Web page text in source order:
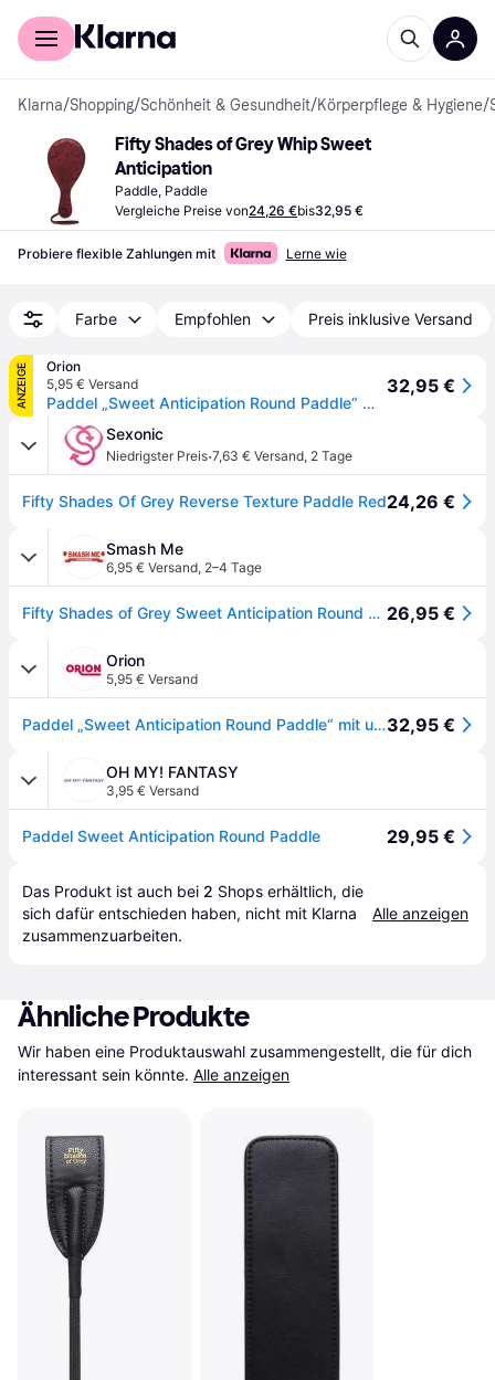
Für Shopper
Klarna/Shopping/Schönheit & Gesundheit/Körperpflege & Hygiene/
Fifty Shades of Grey Whip Sweet
Anticipation
Paddle, Paddle
Vergleiche Preise von24,26 €bis32,95 €
Probiere flexible Zahlungen mit Lerne wie
Farbe Empfohlen Preis inklusive Versand
ANZEIGE
Orion
5,95 € Versand
Paddel „Sweet Anticipation Round Paddle“ mit unterschiedlichen Schlagseiten
32,95 €
Sexonic
Niedrigster Preis·7,63 € Versand, 2 Tage
Fifty Shades Of Grey Reverse Texture Paddle Red24,26 €
Smash Me
6,95 € Versand, 2–4 Tage
Fifty Shades of Grey Sweet Anticipation Round Paddle 26,95 €
Orion
5,95 € Versand
Paddel „Sweet Anticipation Round Paddle“ mit unterschiedlichen Schlagseiten32,95 €
OH MY! FANTASY
3,95 € Versand
Paddel Sweet Anticipation Round Paddle 29,95 €
Das Produkt ist auch bei 2 Shops erhältlich, die
sich dafür entschieden haben, nicht mit Klarna
zusammenzuarbeiten.
Alle anzeigen
Ähnliche Produkte
Wir haben eine Produktauswahl zusammengestellt, die für dich
interessant sein könnte. Alle anzeigen